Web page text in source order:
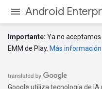
Android
Importante: Ya no
EMM de Play. Más información
Google utiliza tecnología de